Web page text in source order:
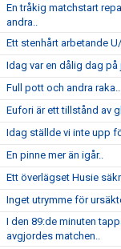
En tråkig matchstart
andra..
Ett stenhårt arbetande
Idag var en dålig dag på
Full pott och andra raka..
Eufori är ett tillstånd av
Idag ställde vi inte upp
En pinne mer än igår..
Ett överlägset Husie
Inget utrymme för
I den 89:de minuten
avgjordes matchen..